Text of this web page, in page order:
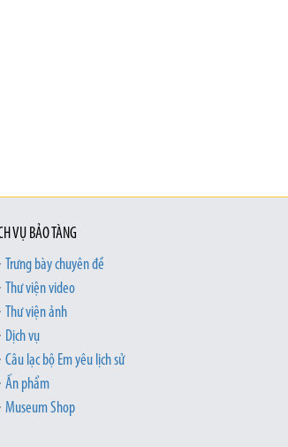
VỤ BẢO TÀNG
Trưng bày chuyên đề
Thư viện video
Thư viện ảnh
Dịch vụ
Câu lạc bộ Em yêu lịch sử
Ấn phẩm
Museum Shop